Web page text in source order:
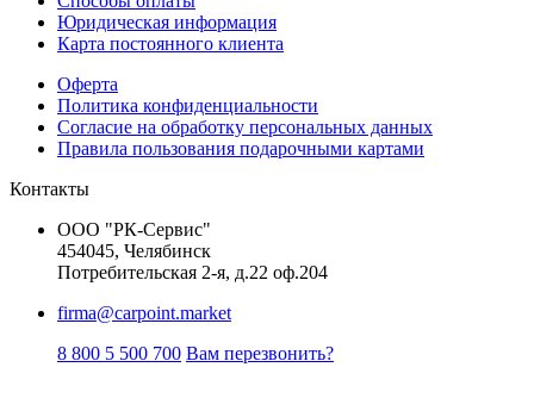
Юридическая информация
Карта постоянного клиента
Оферта
Политика конфиденциальности
Согласие на обработку персональных данных
Правила пользования подарочными картами
Контакты
ООО "РК-Сервис"
454045, Челябинск
Потребительская 2-я, д.22 оф.204
firma@carpoint.market
8 800 5 500 700 Вам перезвонить?